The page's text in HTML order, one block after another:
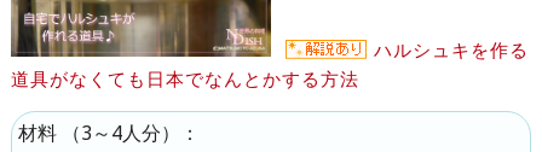
ハルシュキを作る
道具がなくても日本でなんとかする方法
材料 （3～4人分）：